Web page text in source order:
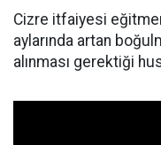
Cizre itfaiyesi
aylarında artan
alınması gerektiği